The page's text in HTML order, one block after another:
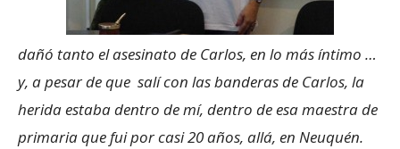
dañó tanto el asesinato de Carlos, en lo más íntimo …
y, a pesar de que salí con las banderas de Carlos, la
herida estaba dentro de mí, dentro de esa maestra de
primaria que fui por casi 20 años, allá, en Neuquén.